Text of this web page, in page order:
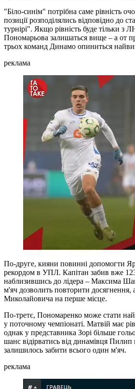
"Біло-синім" потрібна саме рівність
позиції розподілялись відповідно до
турнірі". Якщо рівність буде тільки з
Пономарьова залишаться вище – а от
трьох команд Динамо опиниться
реклама
По-друге, кияни повинні допомогти
рекордом в УПЛ. Капітан забив вже
наблизившись до лідера – Максима
м'яч дозволить повторити досягнення,
Миколайовича на перше місце.
По-третє, Пономаренко може стати
у поточному чемпіонаті. Матвій має
однак у представника Зорі більше
шанс відірватись від динамівця
залишилось забити всього один м'яч.
реклама